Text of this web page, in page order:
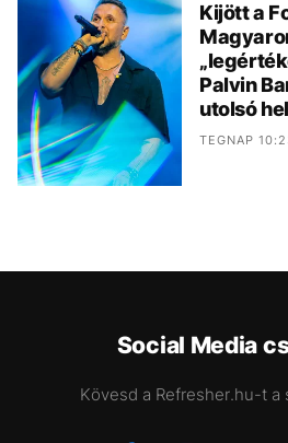
Kijött a
Palvin
utolsó
TEGNAP
Social Media
Kövesd a Refresher.hu-t a